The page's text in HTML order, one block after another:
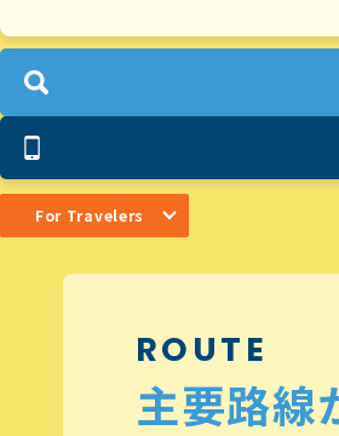
For Travelers
ROUTE
主要路線